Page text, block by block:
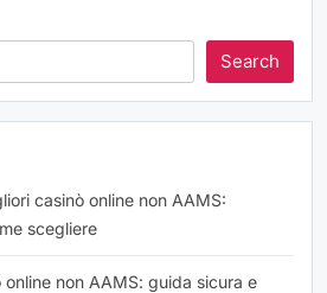
Search
casinò online non AAMS:
scegliere
non AAMS: guida sicura e